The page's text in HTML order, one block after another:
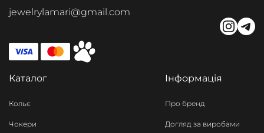
jewelrylamari@gmail.com
Каталог
Кольє
Чокери
Інформація
Про бренд
Догляд за виробами